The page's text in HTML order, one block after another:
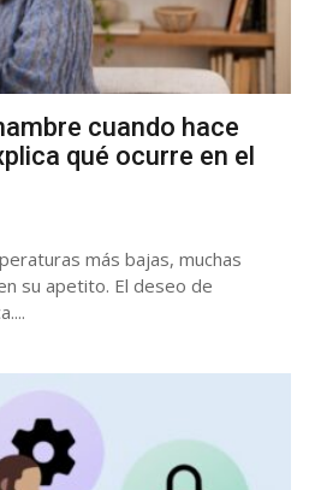
cuando hace
qué ocurre en el
más bajas, muchas
su apetito. El deseo de